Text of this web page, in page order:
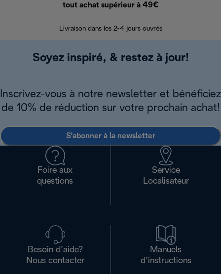
tout achat supérieur à 49€
Livraison dans les 2-4 jours ouvrés
Soyez inspiré, & restez à jour!
Inscrivez-vous à notre newsletter et bénéficiez
de 10% de réduction sur votre prochain achat!
S'abonner à la newsletter
Foire aux
questions
Service
Localisateur
Besoin d’aide?
Nous contacter
Manuels
d’instructions